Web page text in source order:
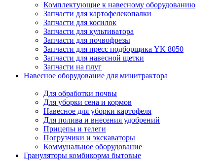
Комплектующие к навесному оборудованию
Запчасти для картофелекопалки
Запчасти для косилок
Запчасти для культиватора
Запчасти для почвофрезы
Запчасти для пресс подборщика YK 8050
Запчасти для навесной щетки
Запчасти на плуг
Навесное оборудование для минитрактора
Для обработки почвы
Для уборки сена и кормов
Навесное для уборки картофеля
Для полива и внесения удобрений
Прицепы и телеги
Погрузчики и экскаваторы
Коммунальное оборудование
Грануляторы комбикорма бытовые